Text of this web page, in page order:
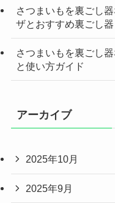
さつまいもを裏ごし
ザとおすすめ裏ごし器
さつまいもを裏ごし
と使い方ガイド
アーカイブ
2025年10月
2025年9月